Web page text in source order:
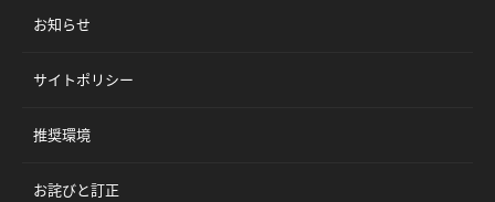
お知らせ
サイトポリシー
推奨環境
お詫びと訂正